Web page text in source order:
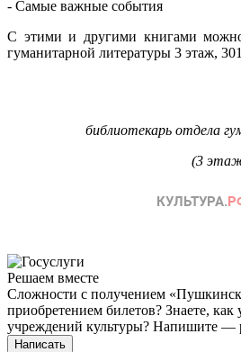
- Самые важные события
С этими и другими книгами можно
гуманитарной литературы 3 этаж,
библиотекарь отдела
(3
Решаем вместе
Сложности с получением
приобретением билетов? Знаете, как
учреждений культуры? Напишите —
Написать